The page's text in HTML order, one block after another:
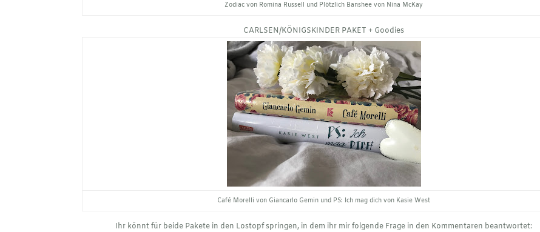
Zodiac von Romina Russell und Plötzlich Banshee von Nina McKay
CARLSEN/KÖNIGSKINDER PAKET + Goodies
Café Morelli von Giancarlo Gemin und PS: Ich mag dich von Kasie West
Ihr könnt für beide Pakete in den Lostopf springen, in dem ihr mir folgende Frage in den Kommentaren beantwortet: